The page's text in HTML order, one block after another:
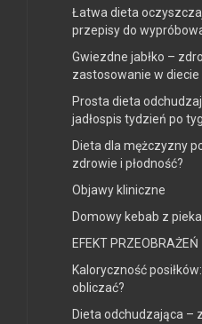
Łatwa dieta
przepisy do
Gwiezdne jabłko –
zastosowanie w diecie
Prosta dieta
jadłospis tydzień po
Dieta dla mężczyzny
zdrowie i płodność?
Objawy kliniczne
Domowy kebab z
EFEKT PRZEOBRAŻEŃ
Kaloryczność
obliczać?
Dieta odchudzająca –